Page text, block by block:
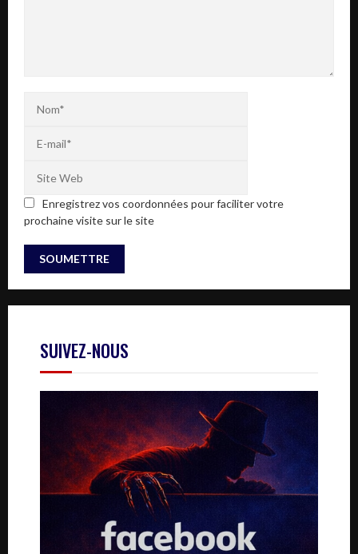
Enregistrez vos coordonnées pour faciliter votre
prochaine visite sur le site
SUIVEZ-NOUS